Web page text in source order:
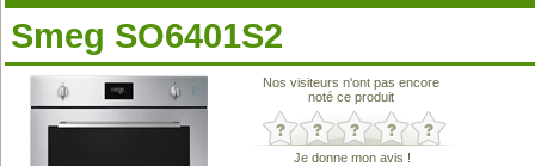
Smeg SO6401S2
Nos visiteurs n'ont pas encore
noté ce produit
Je donne mon avis !